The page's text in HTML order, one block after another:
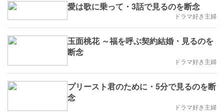
愛は歌に乗って・3話で見るのを断念
ドラマ好き主婦
玉面桃花 ～福を呼ぶ契約結婚・見るのを
断念
ドラマ好き主婦
プリースト君のために・5分で見るのを断
念
ドラマ好き主婦